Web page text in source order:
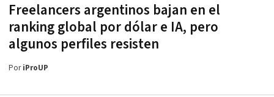
Freelancers argentinos bajan en el
ranking global por dólar e IA, pero
algunos perfiles resisten
PoriProUP